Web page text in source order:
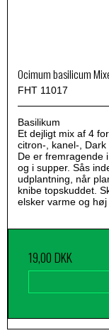
Ocimum basilicum
FHT 11017
Basilikum
Et dejligt mix af 4
citron-, kanel-, Dark
De er fremragende
og i supper. Sås
udplantning, når
knibe topskuddet.
elsker varme og høj
19,00 DKK